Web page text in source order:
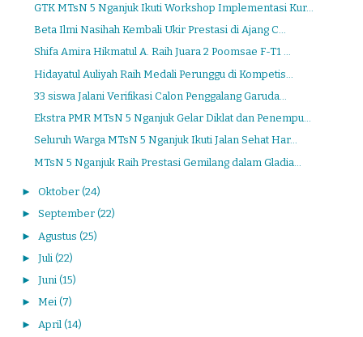
GTK MTsN 5 Nganjuk Ikuti Workshop Implementasi Kur...
Beta Ilmi Nasihah Kembali Ukir Prestasi di Ajang C...
Shifa Amira Hikmatul A. Raih Juara 2 Poomsae F-T1 ...
Hidayatul Auliyah Raih Medali Perunggu di Kompetis...
33 siswa Jalani Verifikasi Calon Penggalang Garuda...
Ekstra PMR MTsN 5 Nganjuk Gelar Diklat dan Penempu...
Seluruh Warga MTsN 5 Nganjuk Ikuti Jalan Sehat Har...
MTsN 5 Nganjuk Raih Prestasi Gemilang dalam Gladia...
► Oktober (24)
► September (22)
► Agustus (25)
► Juli (22)
► Juni (15)
► Mei (7)
► April (14)